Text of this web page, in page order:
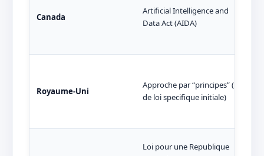
Canada
Artificial Intelligence and
Data Act (AIDA)
Royaume-Uni
Approche par “principes” (pas
de loi specifique initiale)
Loi pour une Republique